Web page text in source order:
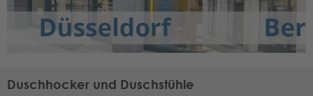
Duschhocker und Duschstühle